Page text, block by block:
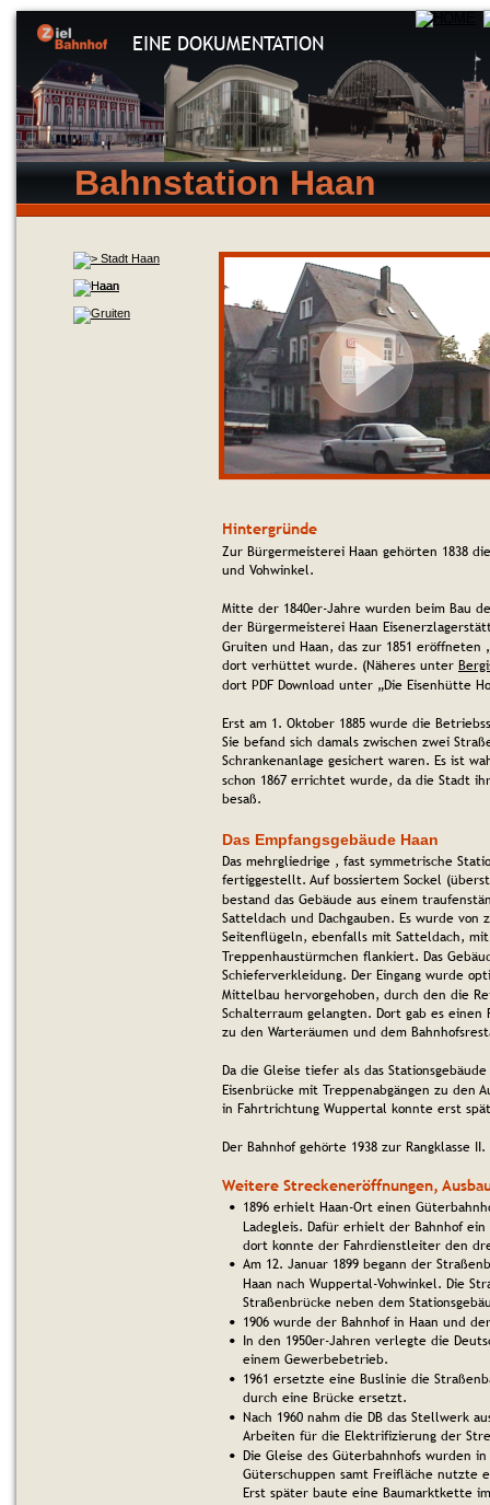
EINE DOKUMENTATION
Hintergründe
Zur Bürgermeisterei Haan gehörten 1838
und Vohwinkel.
Mitte der 1840er-Jahre wurden beim Bau
der Bürgermeisterei Haan
Gruiten und Haan, das zur 1851
dort verhüttet wurde. (Näheres unter
dort PDF Download unter „Die Eisenhütte
Erst am 1. Oktober 1885 wurde die
Sie befand sich damals zwischen zwei
Schrankenanlage gesichert waren. Es ist
schon 1867 errichtet wurde, da die Stadt
besaß.
Das Empfangsgebäude Haan
Das mehrgliedrige , fast symmetrische
fertiggestellt. Auf bossiertem Sockel
bestand das Gebäude aus einem
Satteldach und Dachgauben. Es wurde
Seitenflügeln, ebenfalls mit Satteldach,
Treppenhaustürmchen flankiert. Das
Schieferverkleidung. Der Eingang wurde
Mittelbau hervorgehoben, durch den die
Schalterraum gelangten. Dort gab es
zu den Warteräumen und dem
Da die Gleise tiefer als das
Eisenbrücke mit Treppenabgängen zu den
in Fahrtrichtung Wuppertal konnte erst
Der Bahnhof gehörte 1938 zur Rangklasse II.
Weitere Streckeneröffnungen,
• 1896 erhielt Haan-Ort einen
Ladegleis. Dafür erhielt der Bahnhof
dort konnte der Fahrdienstleiter den
• Am 12. Januar 1899 begann der
Haan nach Wuppertal-Vohwinkel. Die
Straßenbrücke neben dem
• 1906 wurde der Bahnhof in Haan und
• In den 1950er-Jahren verlegte die
einem Gewerbebetrieb.
• 1961 ersetzte eine Buslinie die
durch eine Brücke ersetzt.
• Nach 1960 nahm die DB das Stellwerk
Arbeiten für die Elektrifizierung der
• Die Gleise des Güterbahnhofs wurden
Güterschuppen samt Freifläche
Erst später baute eine Baumarktkette
Bahnstation Haan